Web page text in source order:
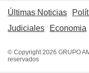
Últimas Noticias
Judiciales
Economia
© Copyright 2026 GRUPO
reservados